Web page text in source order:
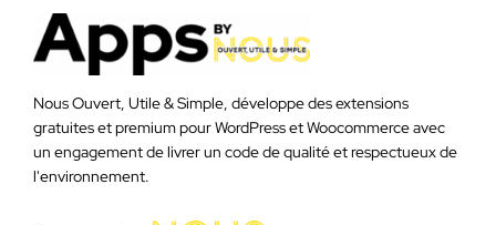
Nous Ouvert, Utile & Simple, développe des extensions
gratuites et premium pour WordPress et Woocommerce avec
un engagement de livrer un code de qualité et respectueux de
l'environnement.